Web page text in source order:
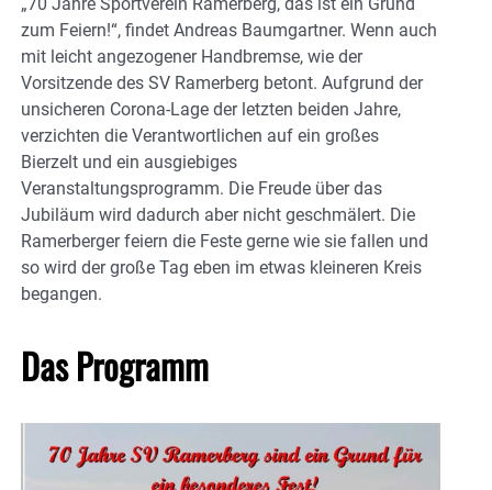
zum Feiern!“, findet Andreas Baumgartner. Wenn auch
mit leicht angezogener Handbremse, wie der
Vorsitzende des SV Ramerberg betont. Aufgrund der
unsicheren Corona-Lage der letzten beiden Jahre,
verzichten die Verantwortlichen auf ein großes
Bierzelt und ein ausgiebiges
Veranstaltungsprogramm. Die Freude über das
Jubiläum wird dadurch aber nicht geschmälert. Die
Ramerberger feiern die Feste gerne wie sie fallen und
so wird der große Tag eben im etwas kleineren Kreis
begangen.
Das Programm